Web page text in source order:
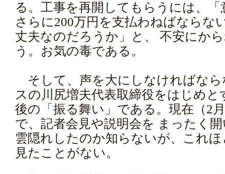
る。工事を再開してもらうには、
さらに200万円を支払わねばならな
丈夫なのだろうか」と、 不安にか
う。お気の毒である。
そして、声を大にしなければなら
スの川尻増夫代表取締役をはじめと
後の「振る舞い」である。現在（2
で、記者会見や説明会を まったく
雲隠れしたのか知らないが、これ
見たことがない。